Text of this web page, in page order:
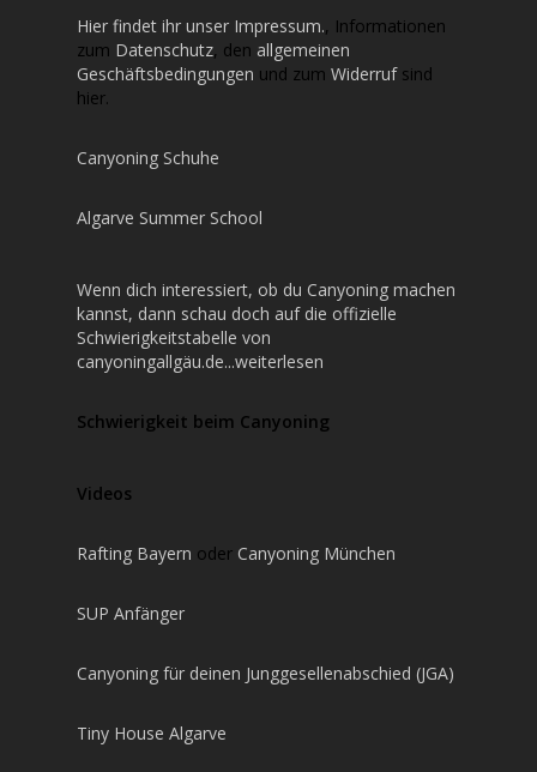
Hier findet ihr unser Impressum., Informationen
zum Datenschutz, den allgemeinen
Geschäftsbedingungen und zum Widerrufsind
hier.
Canyoning Schuhe
Algarve Summer School
Wenn dich interessiert, ob du Canyoning machen
kannst, dann schau doch auf die offizielle
Schwierigkeitstabelle von
canyoningallgäu.de...weiterlesen
Schwierigkeit beim Canyoning
Videos
Rafting Bayern oder Canyoning München
SUP Anfänger
Canyoning für deinen Junggesellenabschied (JGA)
Tiny House Algarve